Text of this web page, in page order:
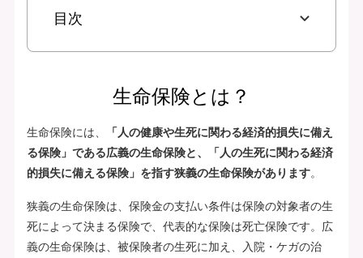
目次
生命保険とは？
生命保険には、
「人の健康や生死に関わる経済的損失に備え
る保険」である広義の生命保険と、「人の生死に関わる経済
的損失に備える保険」を指す狭義の生命保険があります。
狭義の生命保険は、保険金の支払い条件は保険の対象者の生
死によって決まる保険で、代表的な保険は死亡保険です。広
義の生命保険は、被保険者の生死に加え、入院・ケガの治